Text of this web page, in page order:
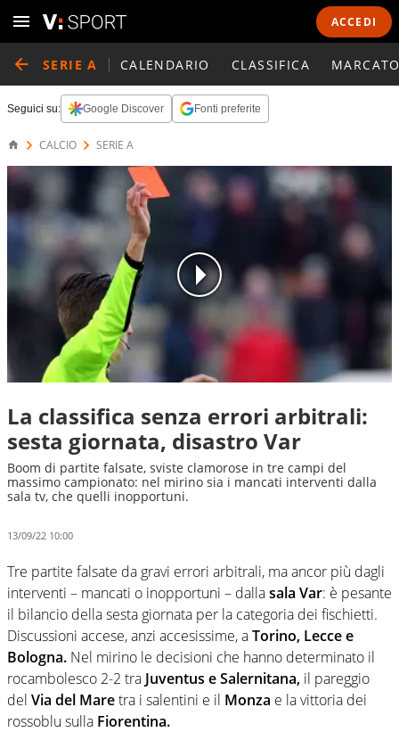
ACCEDI
SERIE A CALENDARIO CLASSIFICA
Seguici su: Google Discover Fonti preferite
CALCIO SERIE A
La classifica senza errori arbitrali:
sesta giornata, disastro Var
Boom di partite falsate, sviste clamorose in tre campi del
massimo campionato: nel mirino sia i mancati interventi dalla
sala tv, che quelli inopportuni.
13/09/22 10:00
Tre partite falsate da gravi errori arbitrali, ma ancor più dagli
interventi – mancati o inopportuni – dallasala Var: è pesante
il bilancio della sesta giornata per la categoria dei fischietti.
Discussioni accese, anzi accesissime, aTorino, Lecce e
Bologna. Nel mirino le decisioni che hanno determinato il
rocambolesco 2-2 tra Juventus e Salernitana, il pareggio
del Via del Maretra i salentini e il Monza e la vittoria dei
rossoblu sulla Fiorentina.